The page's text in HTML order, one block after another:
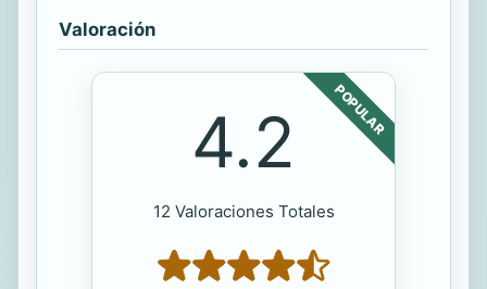
Valoración
POPULAR
4.2
12 Valoraciones Totales